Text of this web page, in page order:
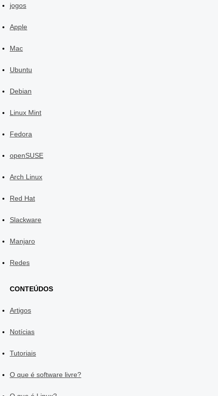
jogos
Apple
Mac
Ubuntu
Debian
Linux Mint
Fedora
openSUSE
Arch Linux
Red Hat
Slackware
Manjaro
Redes
CONTEÚDOS
Artigos
Notícias
Tutoriais
O que é software livre?